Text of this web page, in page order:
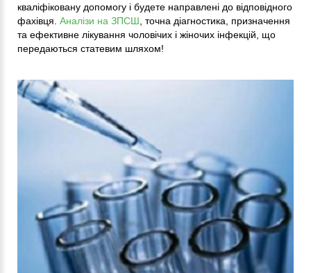
кваліфіковану допомогу і будете направлені до відповідного
фахівця. Аналізи на ЗПСШ , точна діагностика, призначення
та ефективне лікування чоловічих і жіночих інфекцій, що
передаються статевим шляхом!